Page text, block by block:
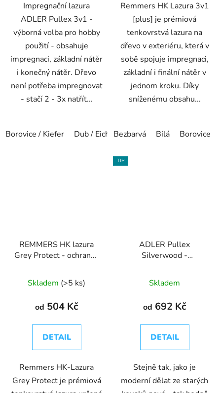
Impregnační lazura
ADLER Pullex 3v1 -
výborná volba pro hobby
použití - obsahuje
impregnaci, základní nátěr
i konečný nátěr. Dřevo
není potřeba impregnovat
- stačí 2 - 3x natřít...
Borovice / Kiefer Dub / Eiche Modřín / Lärche Ořech /
Remmers HK Lazura 3v1
[plus] je prémiová
tenkovrstvá lazura na
dřevo v exteriéru, která v
sobě spojuje impregnaci,
základní i finální nátěr v
jednom kroku. Díky
sníženému obsahu...
Bezbarvá Bílá Borovice
REMMERS HK lazura
Grey Protect - ochranná
exteriér
Skladem (>5 ks)
od 504 Kč
DETAIL
Remmers HK-Lazura
Grey Protect je prémiová
TIP
ADLER Pullex
Silverwood -
Skladem
od 692 Kč
DETAIL
Stejně tak, jako je
moderní dělat ze starých